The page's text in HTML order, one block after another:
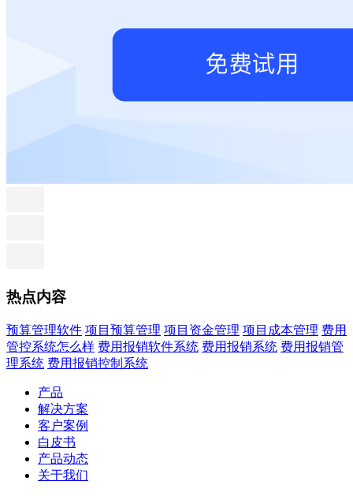
热点内容
预算管理软件 项目预算管理 项目资金管理 项目成本管理 费用
管控系统怎么样 费用报销软件系统 费用报销系统 费用报销管
理系统 费用报销控制系统
产品
解决方案
客户案例
白皮书
产品动态
关于我们